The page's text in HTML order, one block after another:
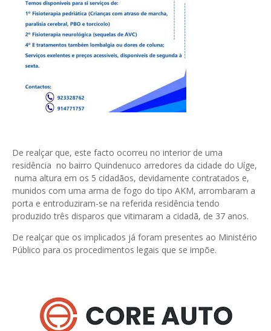
De realçar que, este facto ocorreu no interior de uma
residência no bairro Quindenuco arredores da cidade do Uíge,
numa altura em os 5 cidadãos, devidamente contratados e,
munidos com uma arma de fogo do tipo AKM, arrombaram a
porta e entroduziram-se na referida residência tendo
produzido três disparos que vitimaram a cidadã, de 37 anos.
De realçar que os implicados já foram presentes ao Ministério
Público para os procedimentos legais que se impõe.